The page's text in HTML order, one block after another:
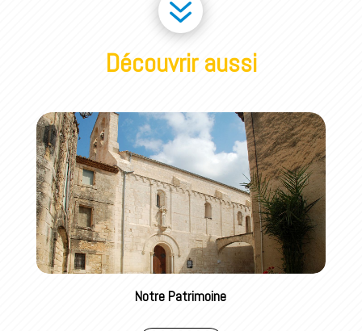
7
Découvrir aussi
Notre Patrimoine